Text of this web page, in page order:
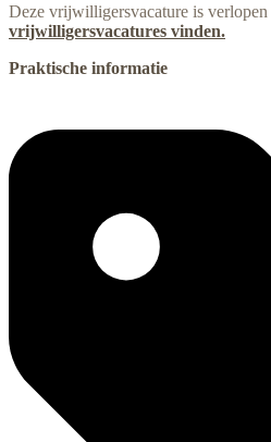
Deze vrijwilligersvacature is verlopen
vrijwilligersvacatures vinden.
Praktische informatie